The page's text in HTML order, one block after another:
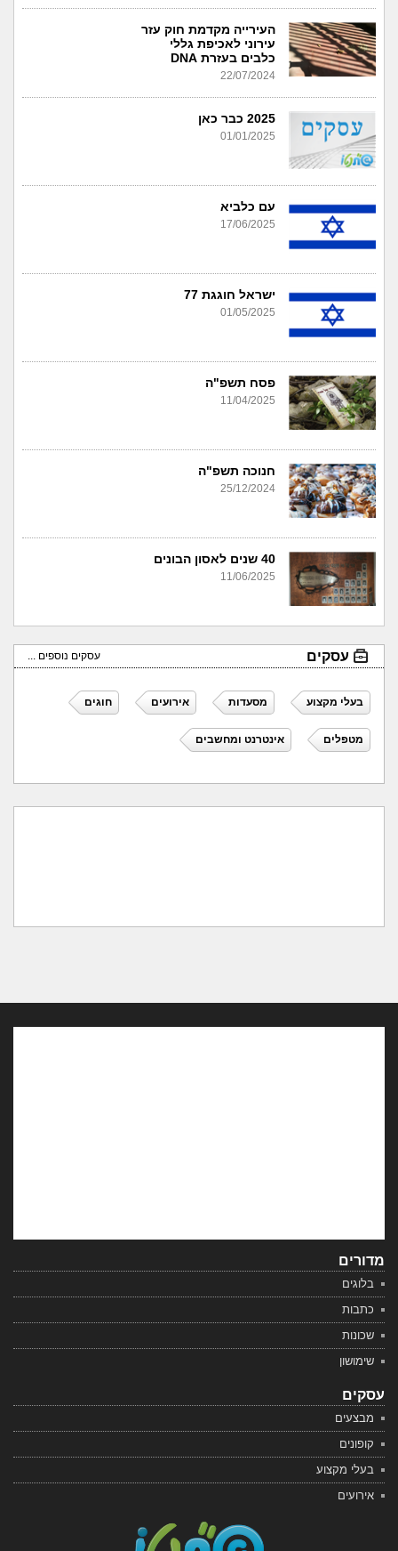
העירייה מקדמת חוק עזר
עירוני לאכיפת גללי
כלבים בעזרת DNA
22/07/2024
2025 כבר כאן
01/01/2025
עם כלביא
17/06/2025
ישראל חוגגת 77
01/05/2025
פסח תשפ"ה
11/04/2025
חנוכה תשפ"ה
25/12/2024
40 שנים לאסון הבונים
11/06/2025
עסקים עסקים נוספים ...
בעלי מקצוע מסעדות אירועים חוגים
מטפלים אינטרנט ומחשבים
מדורים
בלוגים
כתבות
שכונות
שימושון
עסקים
מבצעים
קופונים
בעלי מקצוע
אירועים